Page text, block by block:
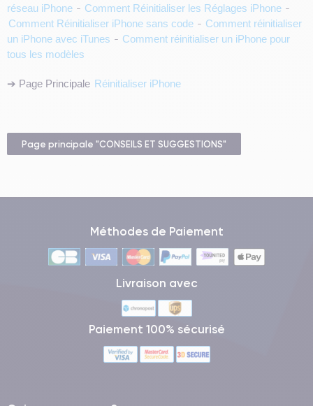
réseau iPhone - Comment Réinitialiser les Réglages iPhone -
Comment Réinitialiser iPhone sans code - Comment réinitialiser
un iPhone avec iTunes - Comment réinitialiser un iPhone pour
tous les modèles
➔ Page Principale Réinitialiser iPhone
Page principale "CONSEILS ET SUGGESTIONS"
Méthodes de Paiement
Livraison avec
Paiement 100% sécurisé